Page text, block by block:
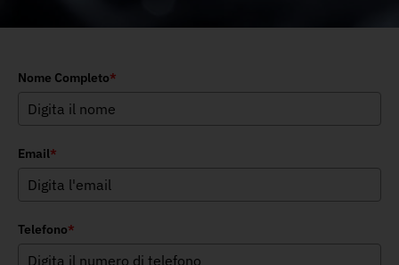
Nome Completo*
Email*
Telefono*